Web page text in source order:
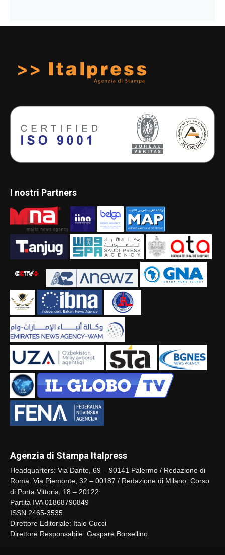
I nostri Partners
Agenzia di Stampa Italpress
Headquarters: Via Dante, 69 – 90141 Palermo / Redazione di
Roma: Via Piemonte, 32 – 00187 / Redazione di Milano: Corso
di Porta Vittoria, 18 – 20122
Partita IVA 01868790849
ISSN 2465-3535
Direttore Editoriale: Italo Cucci
Direttore Responsabile: Gaspare Borsellino